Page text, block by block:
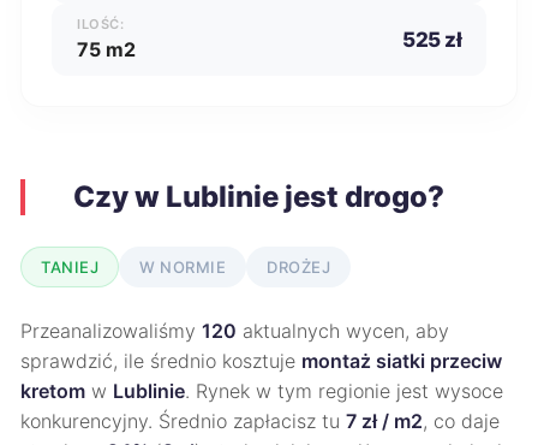
ILOŚĆ:
75 m2 525 zł
Czy w Lublinie jest drogo?
TANIEJ W NORMIE DROŻEJ
Przeanalizowaliśmy 120 aktualnych wycen, aby
sprawdzić, ile średnio kosztuje montaż siatki przeciw
kretom w Lublinie. Rynek w tym regionie jest wysoce
konkurencyjny. Średnio zapłacisz tu 7 zł / m2, co daje